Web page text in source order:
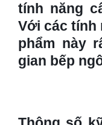
tính năng
Với các tính
phẩm này
gian bếp